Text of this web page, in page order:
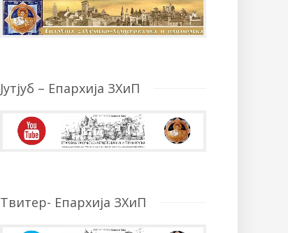
Јутјуб – Епархија ЗХиП
Твитер- Епархија ЗХиП